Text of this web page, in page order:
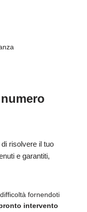
risolvere il tuo
e garantiti,
fornendoti
intervento